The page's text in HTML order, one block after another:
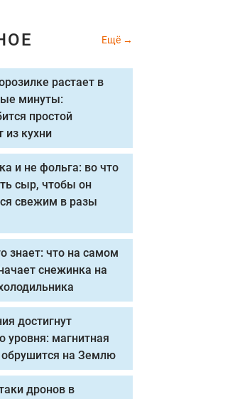
Ещё
растает в
минуты:
простой
из кухни
и не фольга: во что
сыр, чтобы он
свежим в разы
знает: что на самом
снежинка на
достигнут
уровня: магнитная
обрушится на Землю
дронов в